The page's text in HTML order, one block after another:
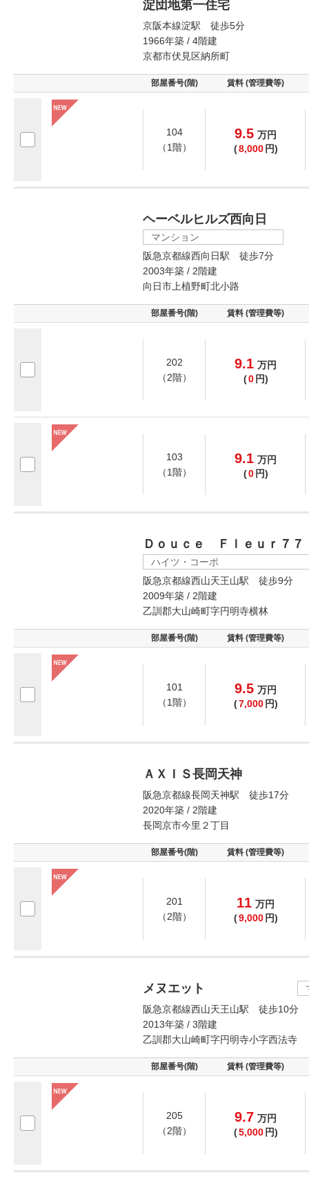
淀団地第一住宅
京阪本線淀駅 徒歩5分
1966年築 / 4階建
京都市伏見区納所町
部屋番号(階) 賃料 (管理費等)
104
（1階）
9.5 万円
(8,000 円)
ヘーベルヒルズ西向日
マンション
阪急京都線西向日駅 徒歩7分
2003年築 / 2階建
向日市上植野町北小路
部屋番号(階) 賃料 (管理費等)
202
（2階）
9.1 万円
(0 円)
103
（1階）
9.1 万円
(0 円)
Ｄｏｕｃｅ Ｆｌｅｕｒ７７
ハイツ・コーポ
阪急京都線西山天王山駅 徒歩9分
2009年築 / 2階建
乙訓郡大山崎町字円明寺横林
部屋番号(階) 賃料 (管理費等)
101
（1階）
9.5 万円
(7,000 円)
ＡＸＩＳ長岡天神
阪急京都線長岡天神駅 徒歩17分
2020年築 / 2階建
長岡京市今里２丁目
部屋番号(階) 賃料 (管理費等)
201
（2階）
11 万円
(9,000 円)
メヌエット
阪急京都線西山天王山駅 徒歩10分
2013年築 / 3階建
乙訓郡大山崎町字円明寺小字西法寺
部屋番号(階) 賃料 (管理費等)
205
（2階）
9.7 万円
(5,000 円)